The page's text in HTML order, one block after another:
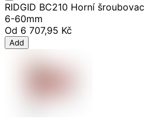
RIDGID BC210 Horní
6-60mm
Od 6 707,95 Kč
Add